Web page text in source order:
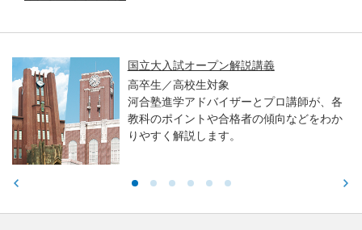
国立大入試オープン解説講義
高卒生／高校生対象
河合塾進学アドバイザーとプロ講師が、各
教科のポイントや合格者の傾向などをわか
りやすく解説します。